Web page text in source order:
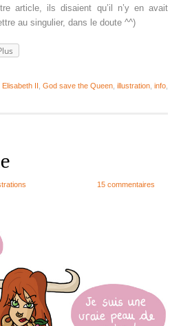
article, ils disaient qu’il n’y en avait
au singulier, dans le doute ^^)
Elisabeth II ,God save the Queen ,illustration ,info
15 commentaires